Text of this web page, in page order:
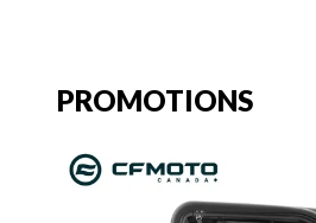
PROMOTIONS